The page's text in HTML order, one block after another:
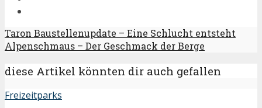
Taron Baustellenupdate – Eine Schlucht entsteht
Alpenschmaus – Der Geschmack der Berge
diese Artikel könnten dir auch gefallen
Freizeitparks